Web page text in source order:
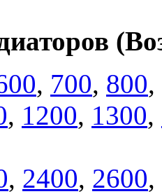
, 700, 800,
, 1200, 1300,
, 2400, 2600,